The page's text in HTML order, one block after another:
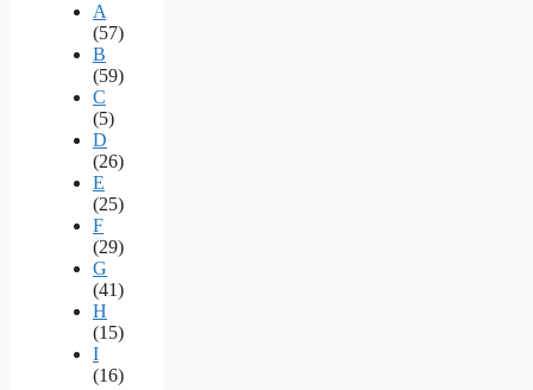
A
(57)
B
(59)
C
(5)
D
(26)
E
(25)
F
(29)
G
(41)
H
(15)
I
(16)